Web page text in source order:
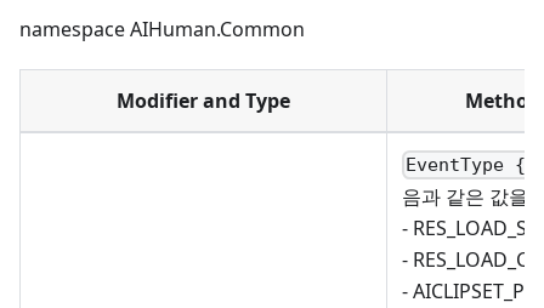
namespace AIHuman.Common
Modifier and Type
EventType
음과 같은 값을
-
-
-